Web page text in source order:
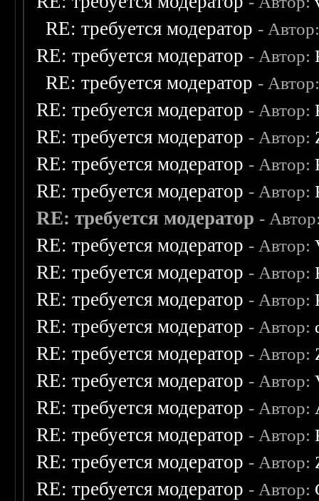
RE: требуется модератор -
RE: требуется модератор - Автор:
RE: требуется модератор -
RE: требуется модератор - Автор:
RE: требуется модератор - Автор:
RE: требуется модератор - Автор:
RE: требуется модератор - Автор:
RE: требуется модератор -
RE: требуется модератор - Автор:
RE: требуется модератор - Автор:
RE: требуется модератор - Автор:
RE: требуется модератор - Автор:
RE: требуется модератор - Автор:
RE: требуется модератор - Автор:
RE: требуется модератор - Автор:
RE: требуется модератор - Автор:
RE: требуется модератор - Автор:
RE: требуется модератор - Автор: